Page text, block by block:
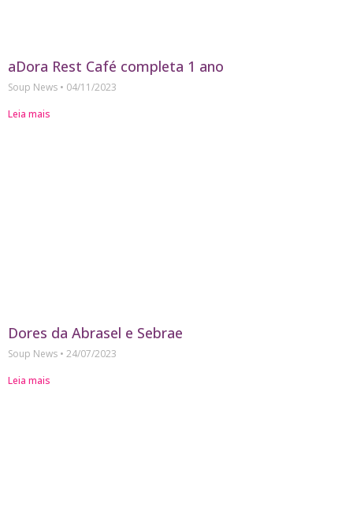
aDora Rest Café completa 1 ano
Soup News
04/11/2023
Leia mais
Dores da Abrasel e Sebrae
Soup News
24/07/2023
Leia mais